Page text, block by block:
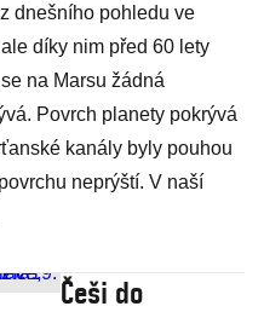
dnešního pohledu ve
díky nim před 60 lety
na Marsu žádná
Povrch planety pokrývá
kanály byly pouhou
neprýští. V naší
Češi do